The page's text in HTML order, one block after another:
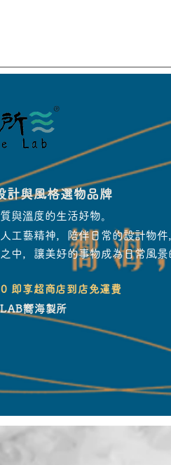
計與風格選物品牌
與溫度的生活好物。
工藝精神，陪伴日常的設計物件
中，讓美好的事物成為日常風
即享超商店到店免運費
嚮海製所